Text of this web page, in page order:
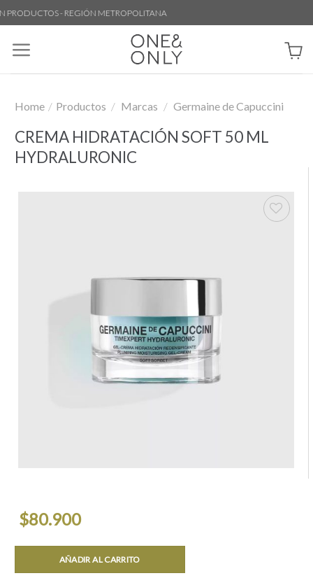
Skip
to
content
- REGIÓN METROPOLITANA
Home / Productos / Marcas / Germaine de Capuccini
CREMA HIDRATACIÓN SOFT 50 ML
HYDRALURONIC
$80.900
AÑADIR AL CARRITO